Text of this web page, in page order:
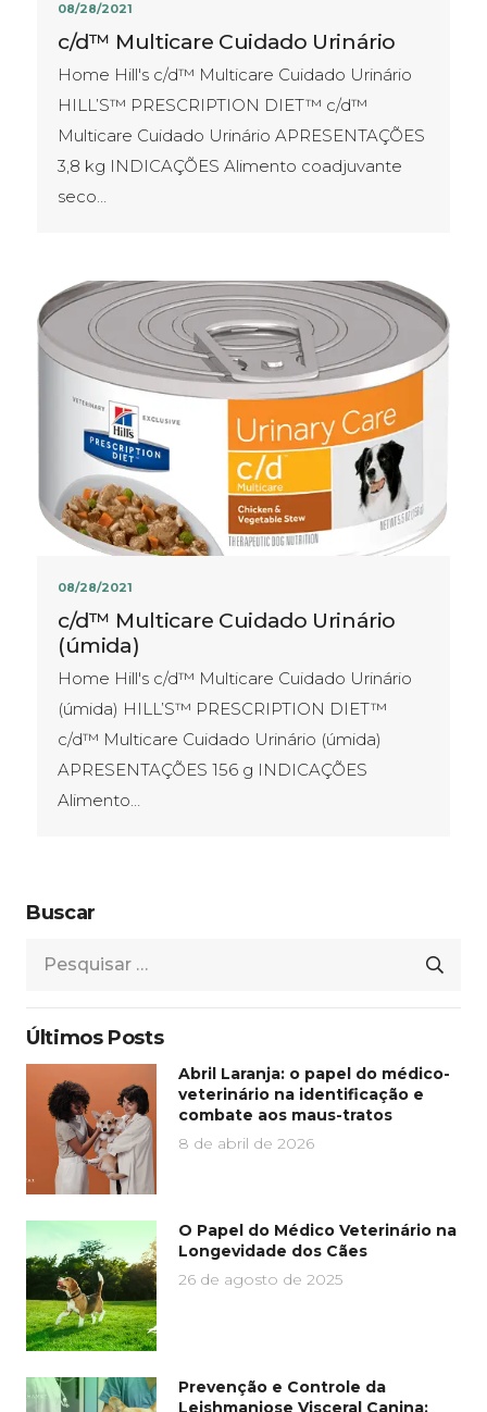
08/28/2021
c/d™ Multicare Cuidado Urinário
Home Hill's c/d™ Multicare Cuidado Urinário
HILL’S™ PRESCRIPTION DIET™ c/d™
Multicare Cuidado Urinário APRESENTAÇÕES​
3,8 kg INDICAÇÕES Alimento coadjuvante
seco…
08/28/2021
c/d™ Multicare Cuidado Urinário
(úmida)
Home Hill's c/d™ Multicare Cuidado Urinário
(úmida) HILL’S™ PRESCRIPTION DIET™
c/d™ Multicare Cuidado Urinário (úmida)
APRESENTAÇÕES​ 156 g INDICAÇÕES
Alimento…
Buscar
Últimos Posts
Abril Laranja: o papel do médico-
veterinário na identificação e
combate aos maus-tratos
8 de abril de 2026
O Papel do Médico Veterinário na
Longevidade dos Cães
26 de agosto de 2025
Prevenção e Controle da
Leishmaniose Visceral Canina: